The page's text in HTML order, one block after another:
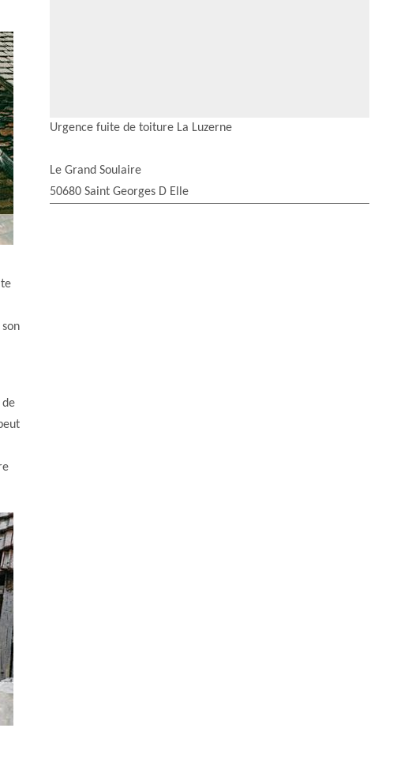
de
Urgence fuite de toiture La Luzerne
Le Grand Soulaire
50680 Saint Georges D Elle